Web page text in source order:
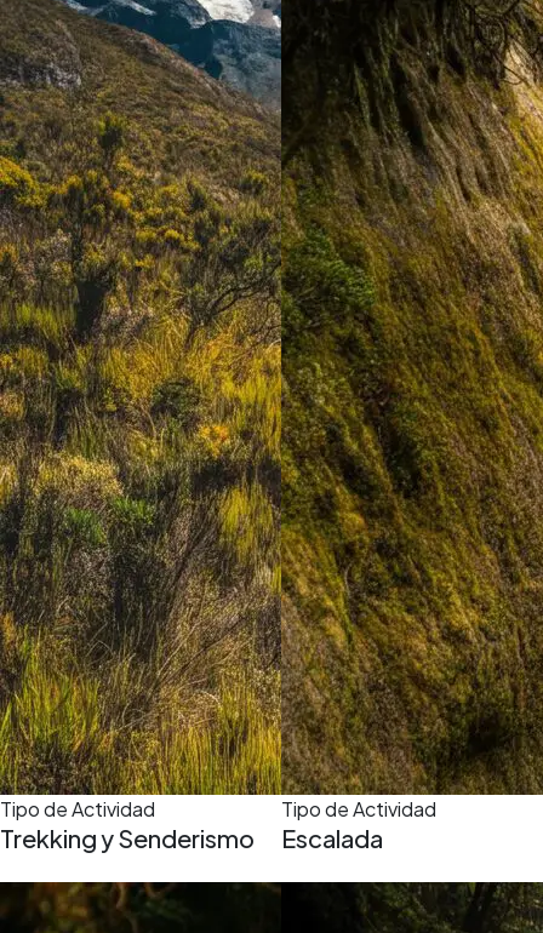
Tipo de Actividad
Trekking y Senderismo
Tipo de Actividad
Escalada